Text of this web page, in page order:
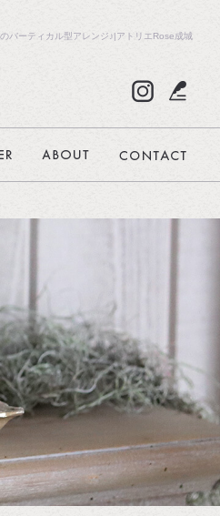
バーティカル型アレンジ♪|アトリエRose成城